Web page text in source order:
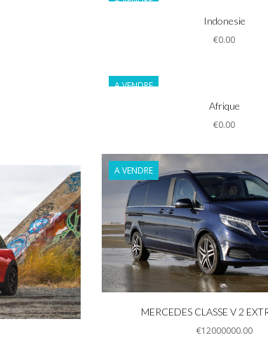
Informations
Indonesie
€0.00
A VENDRE
Informations
Afrique
€0.00
A VENDRE
Informations
MERCEDES CLASSE V 2
€12000000.00